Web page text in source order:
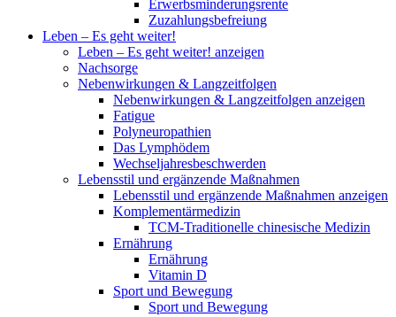
Erwerbsminderungsrente
Zuzahlungsbefreiung
Leben – Es geht weiter!
Leben – Es geht weiter! anzeigen
Nachsorge
Nebenwirkungen & Langzeitfolgen
Nebenwirkungen & Langzeitfolgen anzeigen
Fatigue
Polyneuropathien
Das Lymphödem
Wechseljahresbeschwerden
Lebensstil und ergänzende Maßnahmen
Lebensstil und ergänzende Maßnahmen anzeigen
Komplementärmedizin
TCM-Traditionelle chinesische Medizin
Ernährung
Ernährung
Vitamin D
Sport und Bewegung
Sport und Bewegung